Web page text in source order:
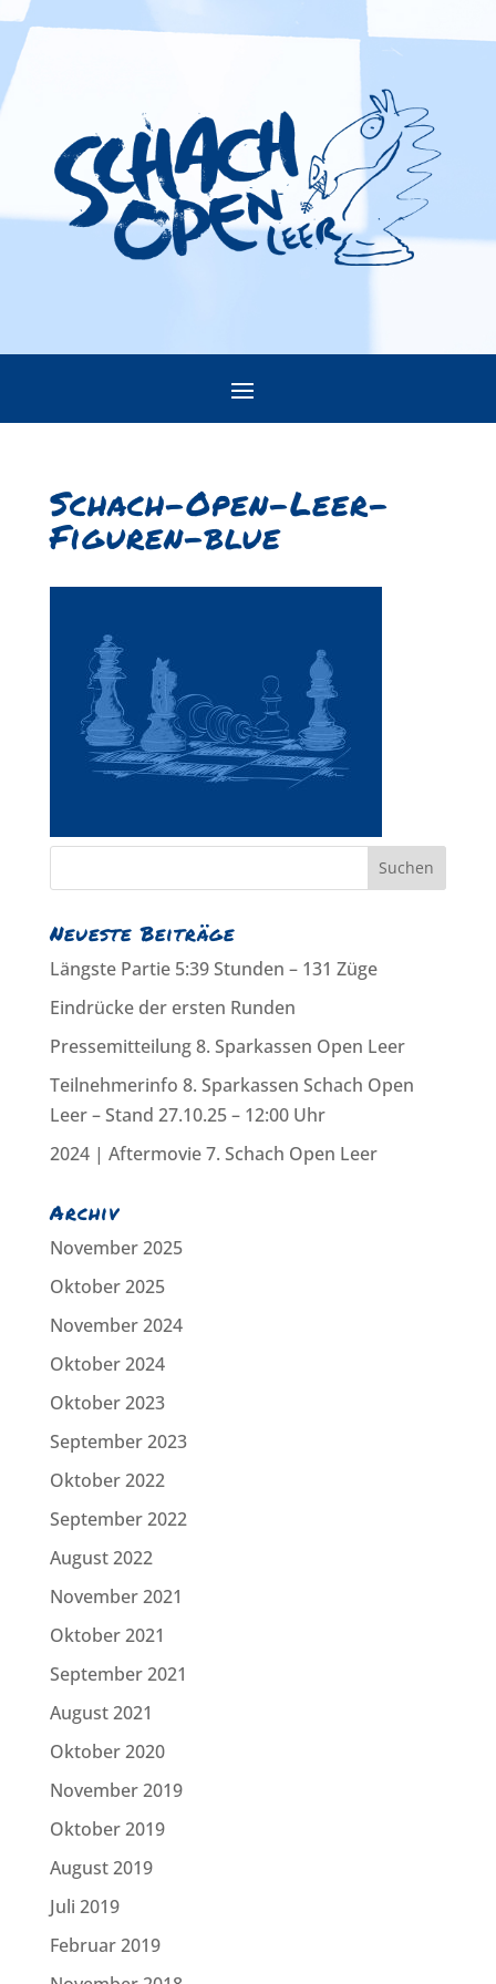
Schach-Open-Leer-
Figuren-blue
Neueste Beiträge
Längste Partie 5:39 Stunden – 131 Züge
Eindrücke der ersten Runden
Pressemitteilung 8. Sparkassen Open Leer
Teilnehmerinfo 8. Sparkassen Schach Open
Leer – Stand 27.10.25 – 12:00 Uhr
2024 | Aftermovie 7. Schach Open Leer
Archiv
November 2025
Oktober 2025
November 2024
Oktober 2024
Oktober 2023
September 2023
Oktober 2022
September 2022
August 2022
November 2021
Oktober 2021
September 2021
August 2021
Oktober 2020
November 2019
Oktober 2019
August 2019
Juli 2019
Februar 2019